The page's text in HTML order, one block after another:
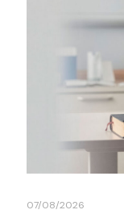
07/08/2026